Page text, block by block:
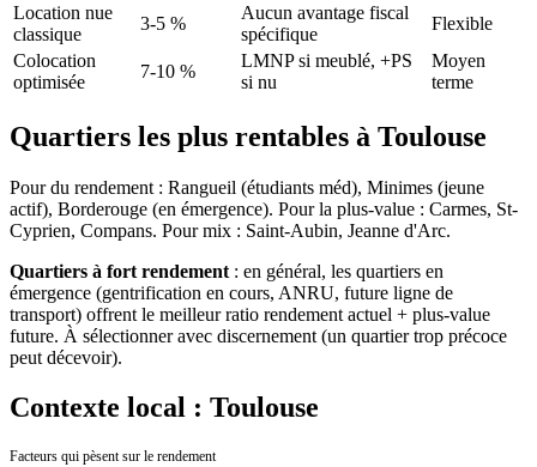
Location nue
classique
3-5 %
Aucun avantage fiscal
spécifique
Flexible
Colocation
optimisée
7-10 %
LMNP si meublé, +PS
si nu
Moyen
terme
Quartiers les plus rentables à Toulouse
Pour du rendement : Rangueil (étudiants méd), Minimes (jeune
actif), Borderouge (en émergence). Pour la plus-value : Carmes, St-
Cyprien, Compans. Pour mix : Saint-Aubin, Jeanne d'Arc.
Quartiers à fort rendement : en général, les quartiers en
émergence (gentrification en cours, ANRU, future ligne de
transport) offrent le meilleur ratio rendement actuel + plus-value
future. À sélectionner avec discernement (un quartier trop précoce
peut décevoir).
Contexte local : Toulouse
Facteurs qui pèsent sur le rendement